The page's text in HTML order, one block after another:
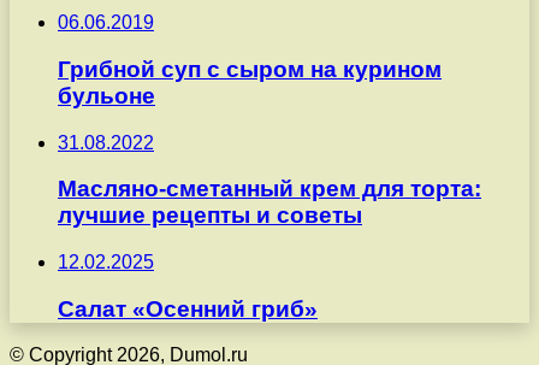
06.06.2019
Грибной суп с сыром на курином
бульоне
31.08.2022
Масляно-сметанный крем для торта:
лучшие рецепты и советы
12.02.2025
Салат «Осенний гриб»
© Copyright 2026, Dumol.ru